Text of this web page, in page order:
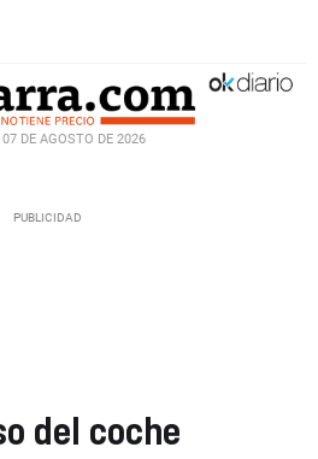
07 DE AGOSTO DE 2026
del coche